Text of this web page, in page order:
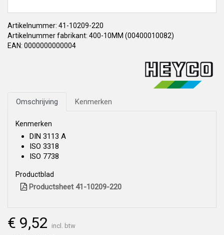
Artikelnummer: 41-10209-220
Artikelnummer fabrikant: 400-10MM (00400010082)
EAN: 0000000000004
Omschrijving Kenmerken
Kenmerken
DIN 3113 A
ISO 3318
ISO 7738
Productblad
Productsheet 41-10209-220
€ 9,52
incl. btw